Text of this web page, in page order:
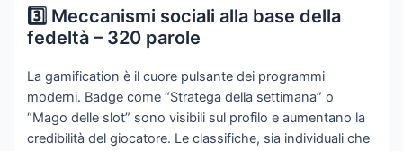
3️⃣ Meccanismi sociali alla base della
fedeltà – 320 parole
La gamification è il cuore pulsante dei programmi
moderni. Badge come “Stratega della settimana” o
“Mago delle slot” sono visibili sul profilo e aumentano la
credibilità del giocatore. Le classifiche, sia individuali che